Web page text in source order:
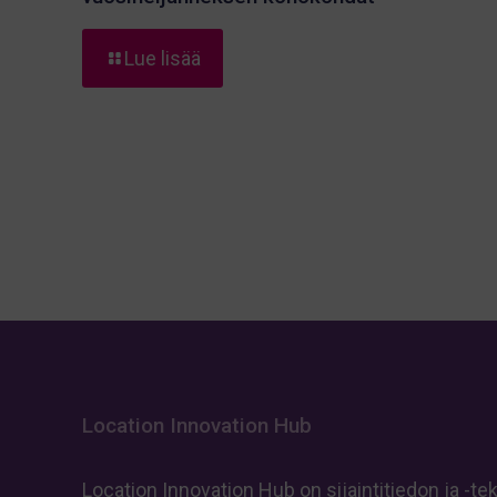
Lue lisää
Location
Location Innovation Hub
Location Innovation Hub on sijaintitiedon ja -